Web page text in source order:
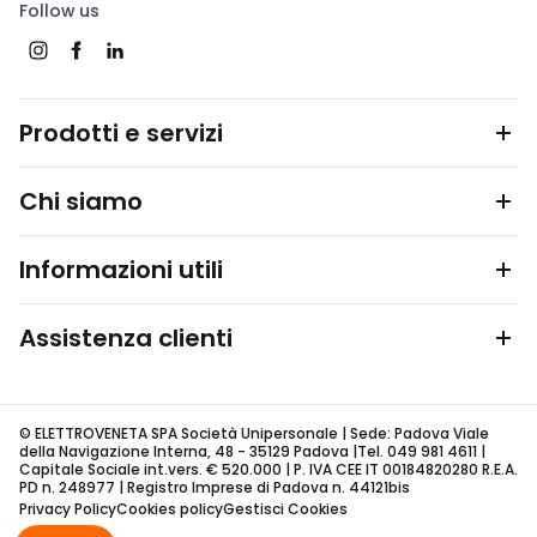
Follow us
Prodotti e servizi
Chi siamo
Informazioni utili
Assistenza clienti
© ELETTROVENETA SPA Società Unipersonale | Sede: Padova Viale
della Navigazione Interna, 48 - 35129 Padova |Tel. 049 981 4611 |
Capitale Sociale int.vers. € 520.000 | P. IVA CEE IT 00184820280 R.E.A.
PD n. 248977 | Registro Imprese di Padova n. 44121bis
Privacy PolicyCookies policyGestisci Cookies